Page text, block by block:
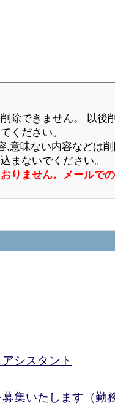
除できません。 以後
ください。
,意味ない内容などは
まないでください。
りません。メールで
シスタント
集いたします（勤